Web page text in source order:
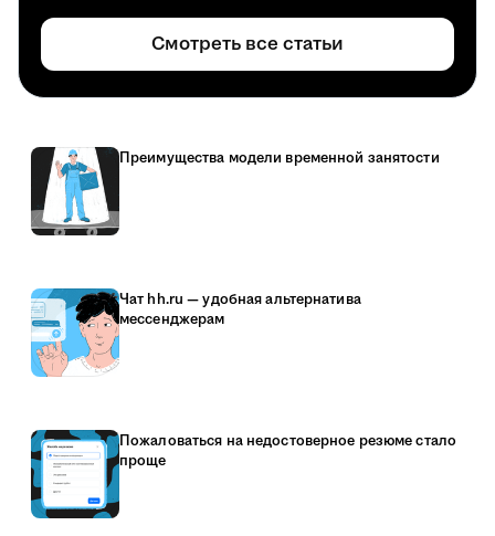
Смотреть все статьи
Преимущества модели временной занятости
Чат hh.ru — удобная альтернатива
мессенджерам
Пожаловаться на недостоверное резюме стало
проще